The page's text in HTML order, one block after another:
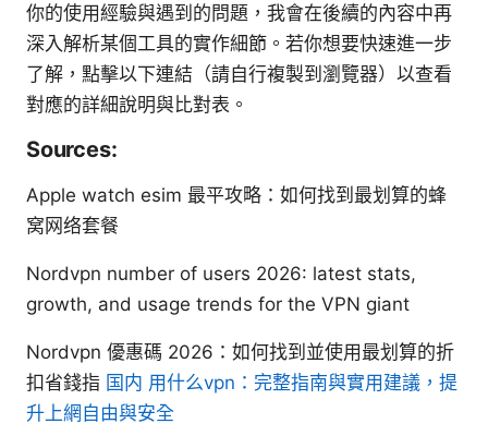
你的使用經驗與遇到的問題，我會在後續的內容中再
深入解析某個工具的實作細節。若你想要快速進一步
了解，點擊以下連結（請自行複製到瀏覽器）以查看
對應的詳細說明與比對表。
Sources:
Apple watch esim 最平攻略：如何找到最划算的蜂
窝网络套餐
Nordvpn number of users 2026: latest stats,
growth, and usage trends for the VPN giant
Nordvpn 優惠碼 2026：如何找到並使用最划算的折
扣省錢指 国内 用什么vpn：完整指南與實用建議，提
升上網自由與安全